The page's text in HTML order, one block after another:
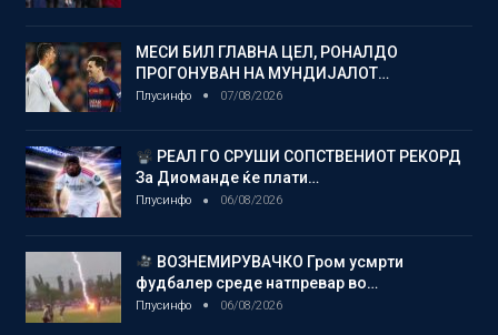
МЕСИ БИЛ ГЛАВНА ЦЕЛ, РОНАЛДО
ПРОГОНУВАН НА МУНДИЈАЛОТ…
Плусинфо 07/08/2026
РЕАЛ ГО СРУШИ СОПСТВЕНИОТ РЕКОРД
За Диоманде ќе плати…
Плусинфо 06/08/2026
ВОЗНЕМИРУВАЧКО Гром усмрти
фудбалер среде натпревар во…
Плусинфо 06/08/2026